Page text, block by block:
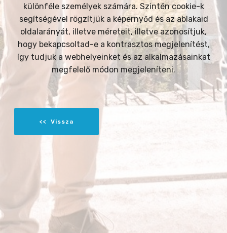
különféle személyek számára. Szintén cookie-k
segítségével rögzítjük a képernyőd és az ablakaid
oldalarányát, illetve méreteit, illetve azonosítjuk,
hogy bekapcsoltad-e a kontrasztos megjelenítést,
így tudjuk a webhelyeinket és az alkalmazásainkat
megfelelő módon megjeleníteni.
<< Vissza
© Copyright 2017Using kft